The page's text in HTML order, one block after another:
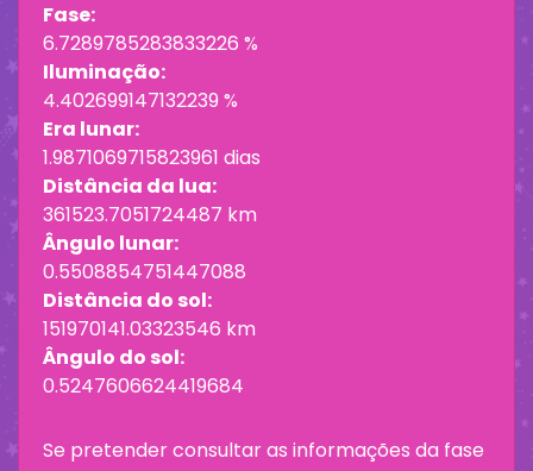
Fase:
6.7289785283833226 %
Iluminação:
4.402699147132239 %
Era lunar:
1.9871069715823961 dias
Distância da lua:
361523.7051724487 km
Ângulo lunar:
0.5508854751447088
Distância do sol:
151970141.03323546 km
Ângulo do sol:
0.5247606624419684
Se pretender consultar as informações da fase